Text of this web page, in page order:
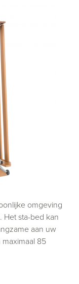
omgeving
Het sta-bed kan
aan uw
85